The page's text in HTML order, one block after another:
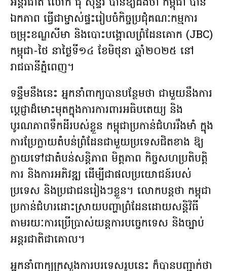
ឯកភាព ធ្វើជាម្ចាស់ផ្ទះរៀបចំកិច្ចប្រជុំគណៈកម្មការ
ចម្រុះខណ្ឌសីមា និងបោះបង្គោលព្រំដែនគោក (JBC)
កម្ពុជា-ថៃ នាថ្ងៃទី១៤ ខែមិថុនា ឆ្នាំ២០២៥ នៅ
រាជធានីភ្នំពេញ។
ទន្ទឹមនឹងនេះ អ្នកនាំពាក្យបានបន្ថែមថា ជាមួយនឹងការ
ប្ដេជ្ញាដ៏មោះមុតក្នុងការការពារអធិបតេយ្យ និង
បូរណភាពទឹកដីរបស់ខ្លួន កម្ពុជាប្រកាន់ជំហររឹងមាំ ក្នុង
ការប្រែក្លាយតំបន់ព្រំដែនជាមួយប្រទេសជិតខាង ឱ្យ
ក្លាយទៅជាតំបន់សន្តិភាព មិត្តភាព កិច្ចសហប្រតិបត្តិ
ការ និងការអភិវឌ្ឍ ដើម្បីជាផលប្រយោជន៍របស់
ប្រទេស និងប្រជាជនរៀងៗខ្លួន។ លោកបន្តថា កម្ពុជា
ប្រកាន់ជំហរដោះស្រាយបញ្ហាព្រំដែនដោយសន្តិវិធី
តាមរយៈការប្រើប្រាស់យន្តការបច្ចេកទេស និងច្បាប់
អន្តរជាតិជាគោល។
អ្នកនាំពាក្យក្រសួងការបរទេសរូបនេះ ក៏បានបញ្ជាក់ថា